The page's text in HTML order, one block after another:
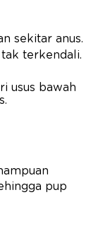
sekitar anus.
tak terkendali.
usus bawah
pup